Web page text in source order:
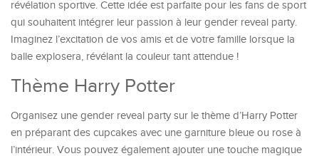
révélation sportive. Cette idée est parfaite pour les fans de sport
qui souhaitent intégrer leur passion à leur gender reveal party.
Imaginez l’excitation de vos amis et de votre famille lorsque la
balle explosera, révélant la couleur tant attendue !
Thème Harry Potter
Organisez une gender reveal party sur le thème d’Harry Potter
en préparant des cupcakes avec une garniture bleue ou rose à
l’intérieur. Vous pouvez également ajouter une touche magique